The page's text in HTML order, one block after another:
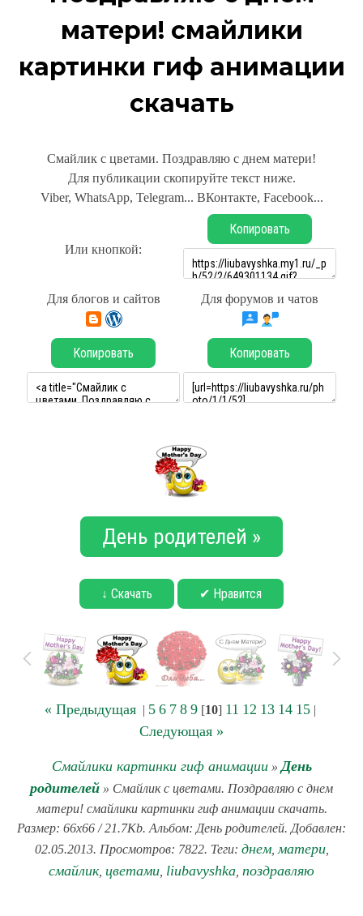
матери! смайлики
картинки гиф анимации
скачать
Смайлик с цветами. Поздравляю с днем матери!
Для публикации скопируйте текст ниже.
Viber, WhatsApp, Telegram... ВКонтакте, Facebook...
Или кнопкой:
Копировать
Для блогов и сайтов Для форумов и чатов
Копировать Копировать
День родителей »
↓ Скачать ✔ Нравится
« Предыдущая| 5 6 7 8 9[10] 11 12 13 14 15|
Следующая »
Смайлики картинки гиф анимации» День
родителей » Смайлик с цветами. Поздравляю с днем
матери! смайлики картинки гиф анимации скачать.
Размер: 66x66 / 21.7Kb. Альбом: День родителей. Добавлен:
02.05.2013. Просмотров: 7822. Теги: днем, матери,
смайлик, цветами liubavyshka поздравляю